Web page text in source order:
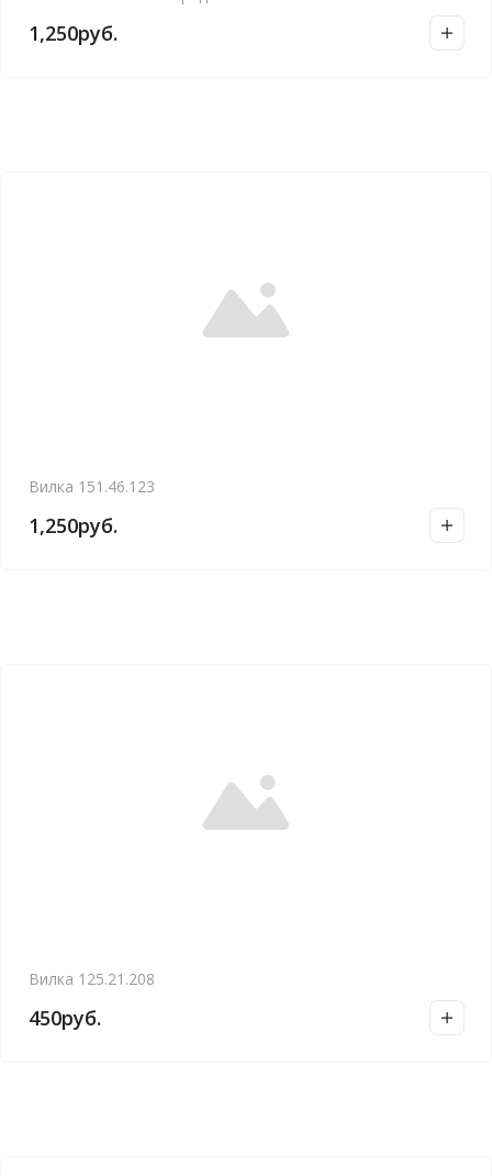
1,250руб.
Вилка 151.46.123
1,250руб.
Вилка 125.21.208
450руб.